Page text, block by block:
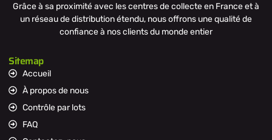
Grâce à sa proximité avec les centres de collecte en France et à
un réseau de distribution étendu, nous offrons une qualité de
confiance à nos clients du monde entier
Sitemap
Accueil
À propos de nous
Contrôle par lots
FAQ